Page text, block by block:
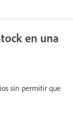
en una
sin permitir que